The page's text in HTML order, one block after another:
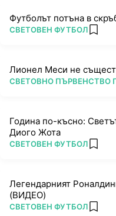
Футболът потъна в
ПОВЕЧЕ ОТ
СВЕТОВЕН ФУТБОЛ add
Лионел Меси не
ПОВЕЧЕ ОТ
СВЕТОВНО ПЪРВЕНСТВО
Година по-късно:
Диого Жота
ПОВЕЧЕ ОТ
СВЕТОВЕН ФУТБОЛ add
Легендарният
(ВИДЕО)
ПОВЕЧЕ ОТ
СВЕТОВЕН ФУТБОЛ add